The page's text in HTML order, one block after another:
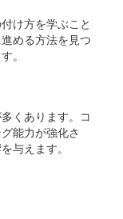
け方を学ぶこと
める方法を見つ
。
くあります。コ
能力が強化さ
与えます。